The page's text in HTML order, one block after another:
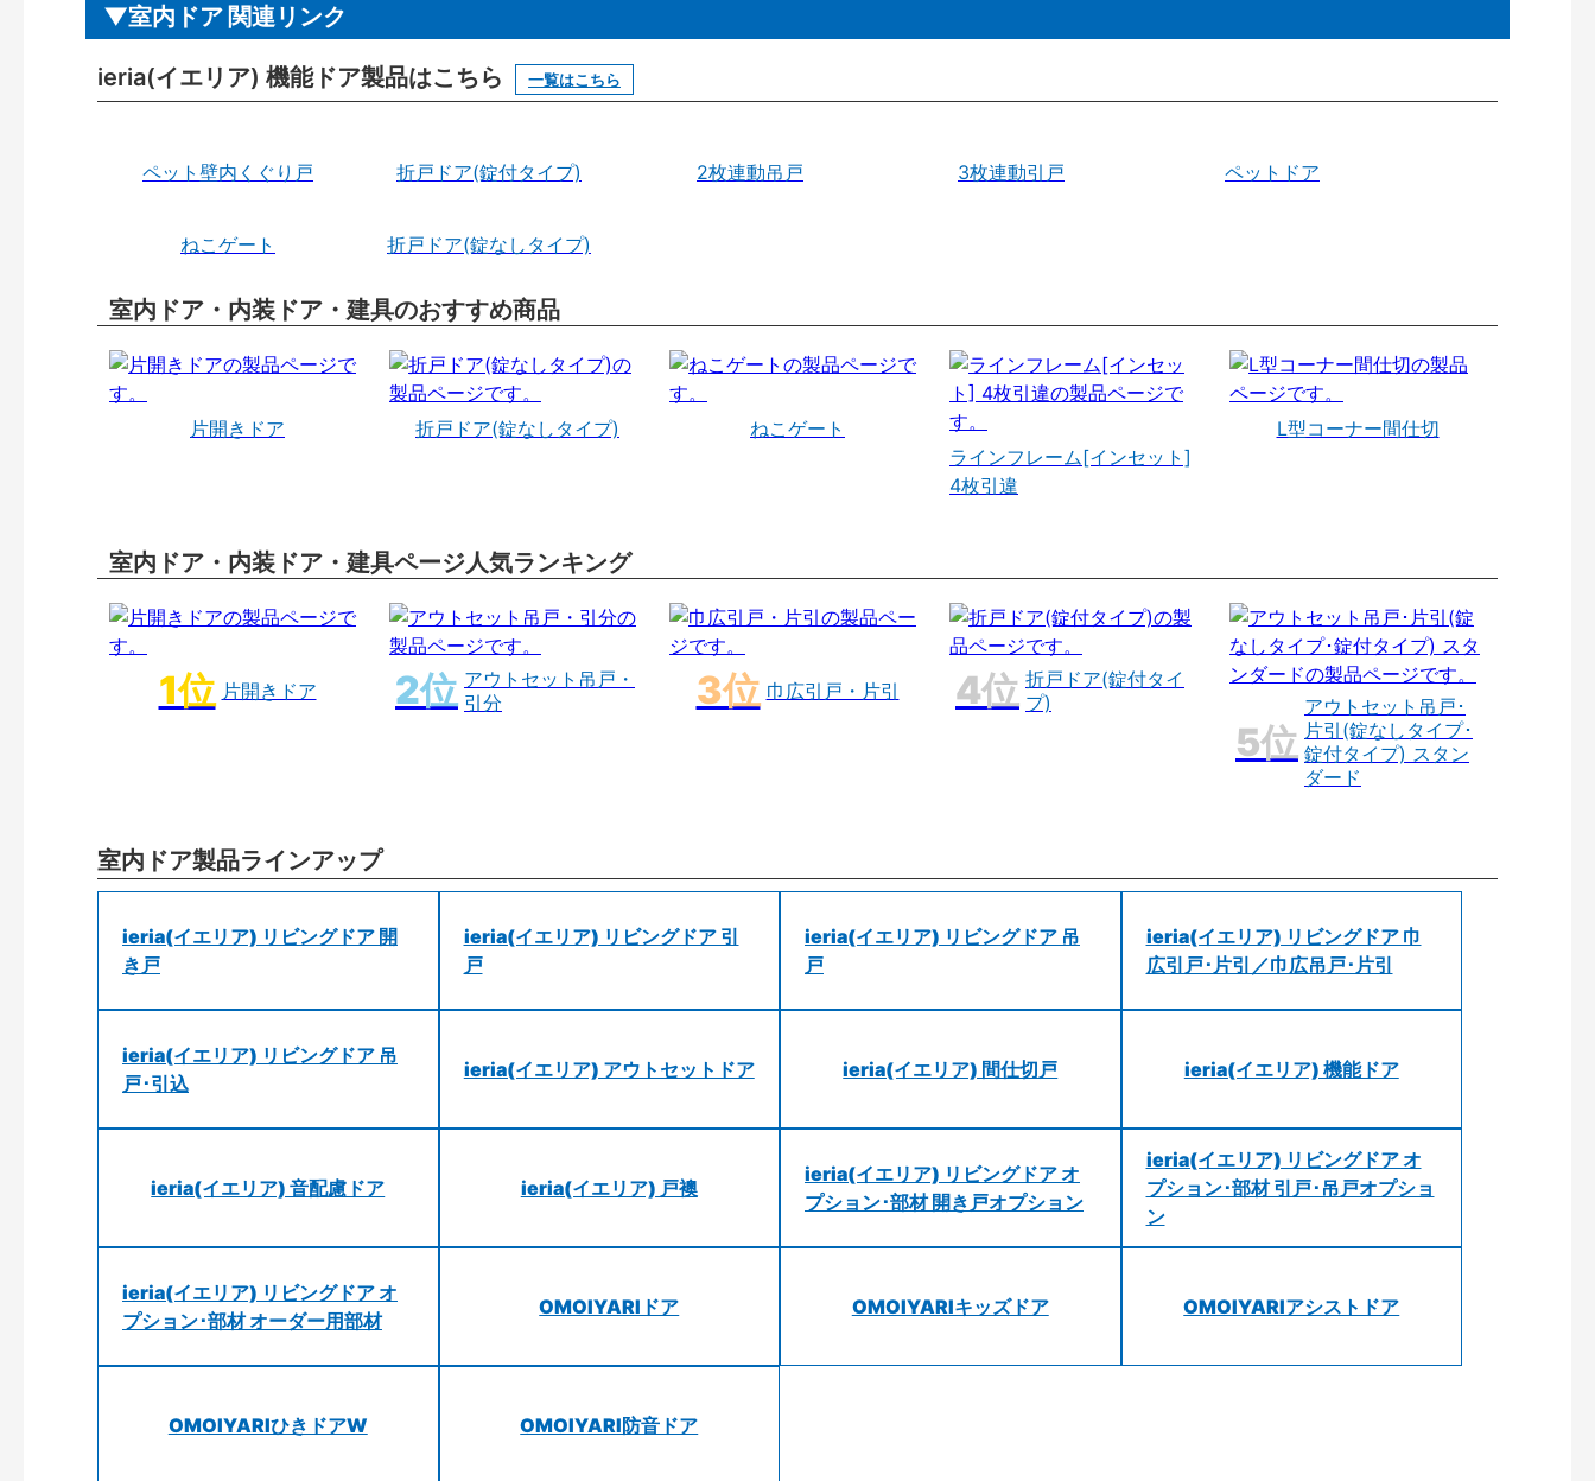
室内ドア 関連リンク
ieria(イエリア) 機能ドア製品はこちら 一覧はこちら
ペット壁内くぐり戸 折戸ドア(錠付タイプ) 2枚連動吊戸 3枚連動引戸 ペットドア
ねこゲート 折戸ドア(錠なしタイプ)
室内ドア・内装ドア・建具のおすすめ商品
片開きドア 折戸ドア(錠なしタイプ)
ねこゲート
ラインフレーム[インセット]
4枚引違
L型コーナー間仕切
室内ドア・内装ドア・建具ページ人気ランキング
片開きドア
アウトセット吊戸・
引分
巾広引戸・片引
折戸ドア(錠付タイ
プ)
アウトセット吊戸･
片引(錠なしタイプ･
錠付タイプ) スタン
ダード
室内ドア製品ラインアップ
ieria(イエリア) リビングドア 開
き戸
ieria(イエリア) リビングドア 引
戸
ieria(イエリア) リビングドア 吊
戸
ieria(イエリア) リビングドア 巾
広引戸･片引／巾広吊戸･片引
ieria(イエリア) リビングドア 吊
戸･引込
ieria(イエリア) アウトセットドア ieria(イエリア) 間仕切戸 ieria(イエリア) 機能ドア
ieria(イエリア) 音配慮ドア ieria(イエリア) 戸襖
ieria(イエリア) リビングドア オ
プション･部材 開き戸オプション
ieria(イエリア) リビングドア オ
プション･部材 引戸･吊戸オプショ
ン
ieria(イエリア) リビングドア オ
プション･部材 オーダー用部材
OMOIYARIドア OMOIYARIキッズドア OMOIYARIアシストドア
OMOIYARIひきドアW OMOIYARI防音ドア